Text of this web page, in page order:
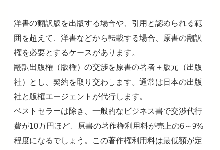
洋書の翻訳版を出版する場合や、引用と認められる範
囲を超えて、洋書などから転載する場合、原書の翻訳
権を必要とするケースがあります。
翻訳出版権（版権）の交渉を原書の著者＋版元（出版
社）とし、契約を取り交わします。通常は日本の出版
社と版権エージェントが代行します。
ベストセラーは除き、一般的なビジネス書で交渉代行
費が10万円ほど、原書の著作権利用料が売上の6～9%
程度になるでしょう。この著作権利用料は最低額が定